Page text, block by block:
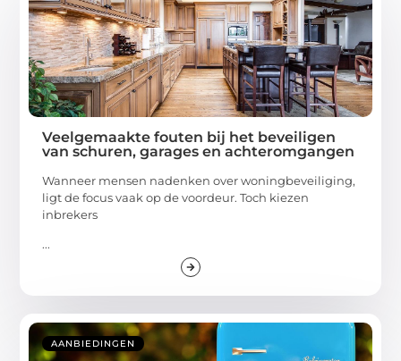
Veelgemaakte fouten bij het beveiligen
van schuren, garages en achteromgangen
Wanneer mensen nadenken over woningbeveiliging,
ligt de focus vaak op de voordeur. Toch kiezen
inbrekers
...
AANBIEDINGEN